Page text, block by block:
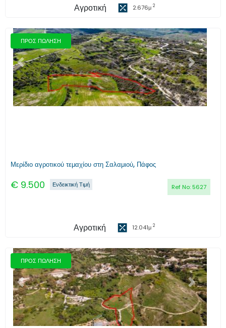
Αγροτική 2.676μ 2
ΠΡΟΣ ΠΩΛΗΣΗ
Προηγούμενο Επόμενο
Μερίδιο αγροτικού τεμαχίου στη Σαλαμιού, Πάφος
€ 9.500 Ref No:5627
Ενδεικτική Τιμή
Αγροτική 12.041μ 2
ΠΡΟΣ ΠΩΛΗΣΗ
Προηγούμενο Επόμενο